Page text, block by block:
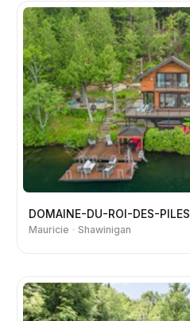
DOMAINE-DU-ROI-DES-PILES
Mauricie Shawinigan